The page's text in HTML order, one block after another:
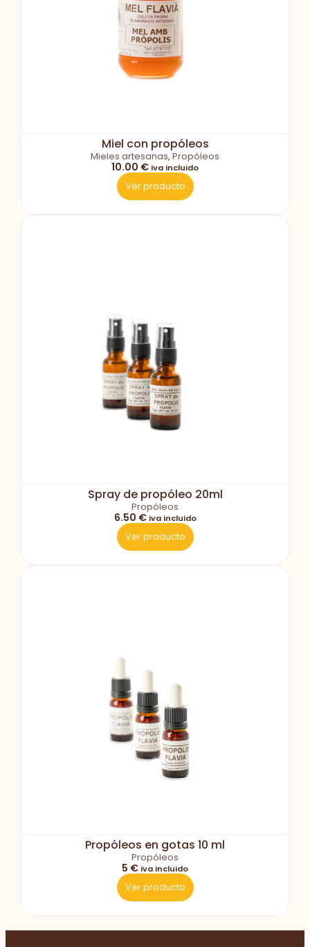
Miel con propóleos
Mieles artesanas, Propóleos
10.00 € iva incluido
Ver producto
Spray de propóleo 20ml
Propóleos
6.50 € iva incluido
Ver producto
Propóleos en gotas 10 ml
Propóleos
5 € iva incluido
Ver producto